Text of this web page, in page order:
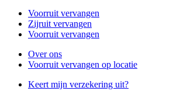
Voorruit vervangen
Zijruit vervangen
Voorruit vervangen
Over ons
Voorruit vervangen op locatie
Keert mijn verzekering uit?